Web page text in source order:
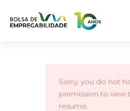
Sorry, you do not
permission to view
resume.